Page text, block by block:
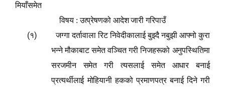
मियाँसमेत
विषय : उत्प्रेषणको आदेश जारी गरिपाउँ
(१)
जग्गा दर्तावाला रिट निवेदीकालाई बुझ्दै नबुझी आफ्नो कुरा
भन्ने मौकाबाट समेत वञ्चित गरी निजहरूको अनुपस्थितिमा
सरजमीन समेत गरी त्यसलाई समेत आधार बनाई
प्रत्यर्थीलाई मोहियानी हकको प्रमाणपत्र बनाई दिने गरी